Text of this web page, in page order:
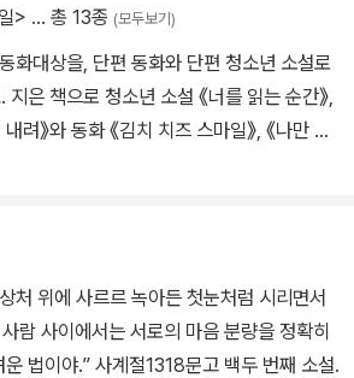
> … 총 13종 (모두보기)
화대상을, 단편 동화와 단편 청소년 소설로
은 책으로 청소년 소설 《너를 읽는 순간》,
내려》와 동화 《김치 치즈 스마일》, 《나만 그
처 위에 사르르 녹아든 첫눈처럼 시리면서
문고 백두 번째 소설.